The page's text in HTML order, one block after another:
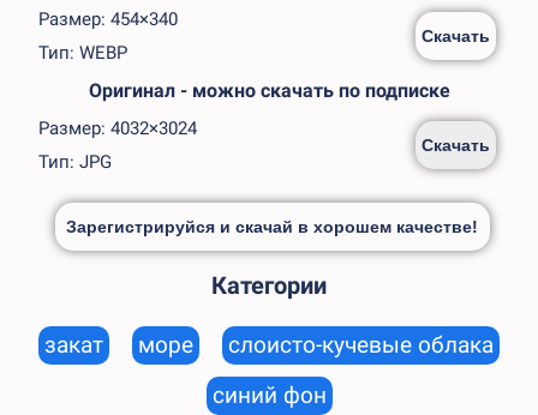
Размер: 454×340
Тип: WEBP
Скачать
Оригинал - можно скачать по подписке
Размер: 4032×3024
Тип: JPG
Скачать
Зарегистрируйся и скачай в хорошем качестве!
Категории
закат море
слоисто-кучевые облака
синий фон